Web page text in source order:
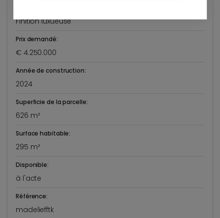
Finition luxueuse
Prix demandé:
€ 4.250.000
Année de construction:
2024
Superficie de la parcelle:
626 m²
Surface habitable:
295 m²
Disponible:
à l'acte
Référence:
madeliefftk